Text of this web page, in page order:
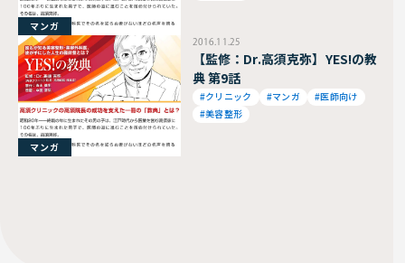
マンガ
2016.11.25
【監修：Dr.高須克弥】YES!の教
典 第9話
#クリニック #マンガ
#医師向け
#美容整形
マンガ